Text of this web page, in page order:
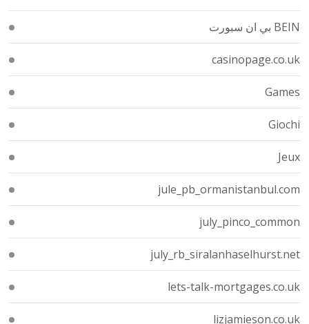
BEIN بي ان سبورت
casinopage.co.uk
Games
Giochi
Jeux
jule_pb_ormanistanbul.com
july_pinco_common
july_rb_siralanhaselhurst.net
lets-talk-mortgages.co.uk
lizjamieson.co.uk